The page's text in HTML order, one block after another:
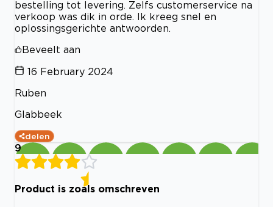
bestelling tot levering. Zelfs customerservice na
verkoop was dik in orde. Ik kreeg snel en
oplossingsgerichte antwoorden.
Beveelt aan
16 February 2024
Ruben
Glabbeek
delen
9
Product is zoals omschreven